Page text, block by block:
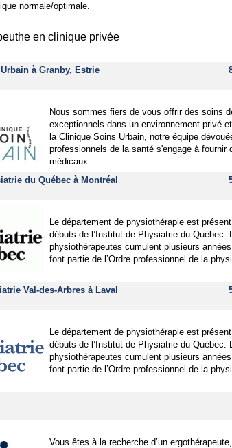
normale/optimale.
en clinique privée
à Granby, Estrie
Nous sommes fiers de vous offrir des soins
exceptionnels dans un environnement privé
la Clinique Soins Urbain, notre équipe
professionnels de la santé s'engage à fournir
médicaux
du Québec à Montréal
Le département de physiothérapie est
débuts de l’Institut de Physiatrie du Québec.
physiothérapeutes cumulent plusieurs
font partie de l’Ordre professionnel de la
Val-des-Arbres à Laval
Le département de physiothérapie est
débuts de l’Institut de Physiatrie du Québec.
physiothérapeutes cumulent plusieurs
font partie de l’Ordre professionnel de la
Vous êtes à la recherche d’un